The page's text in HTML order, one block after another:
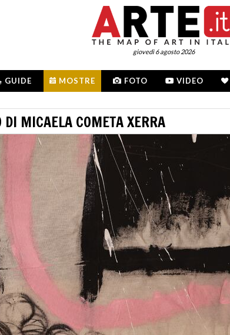
giovedì 6 agosto 2026
GUIDE MOSTRE FOTO VIDEO
MICAELA COMETA XERRA